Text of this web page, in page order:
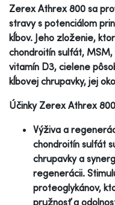
Zerex Athrex 800 sa
stravy s potenciálom
kĺbov. Jeho zloženie,
chondroitín sulfát, MSM,
vitamín D3, cielene
kĺbovej chrupavky, jej
Účinky Zerex Athrex
Výživa a
chondroitín sulfát
chrupavky a
regenerácii.
proteoglykánov,
pružnosť a